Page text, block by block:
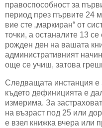
правоспособност за
период през първите 24
вие сте „маркиран“ от
точки, а останалите 13
рожден ден на вашата
административният
още се учиш, затова
Следващата инстанция е
където дефиницията е
измерима. За
на възраст под 25 или
е взел книжка вчера или